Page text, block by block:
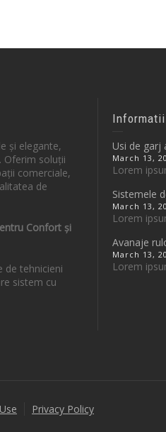
și elegante,
Oferim soluții
comerciale,
de
Confort și
de tehnicieni
sistem cu
Usi de garj
March 13,
Lorem
Sistemele
March 13,
Lorem
Avanaje
March 13,
Lorem
Privacy Policy